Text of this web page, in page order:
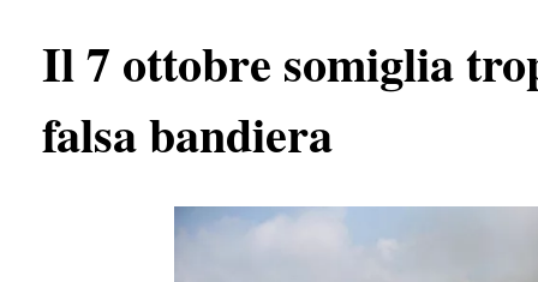
Il 7 ottobre somiglia
falsa bandiera